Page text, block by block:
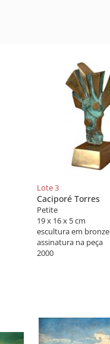
Lote 3
Caciporé Torres
Petite
19 x 16 x 5 cm
escultura em bronze
assinatura na peça
2000